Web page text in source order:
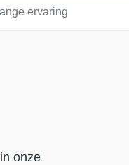
ervaring
onze